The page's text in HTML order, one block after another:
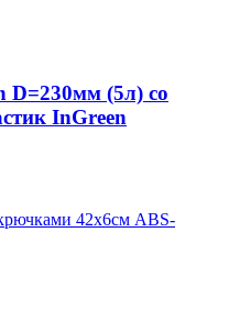
D=230мм (5л) со
InGreen